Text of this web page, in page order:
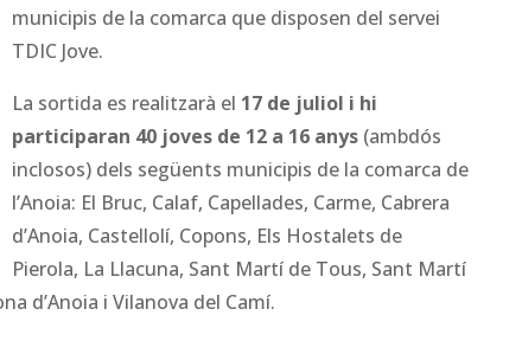
municipis de la comarca que disposen del servei
TDIC Jove.
La sortida es realitzarà el 17 de juliol i hi
participaran 40 joves de 12 a 16 anys(ambdós
inclosos) dels següents municipis de la comarca de
l’Anoia: El Bruc, Calaf, Capellades, Carme, Cabrera
d’Anoia, Castellolí, Copons, Els Hostalets de
Pierola, La Llacuna, Sant Martí de Tous, Sant Martí
d’Anoia i Vilanova del Camí.